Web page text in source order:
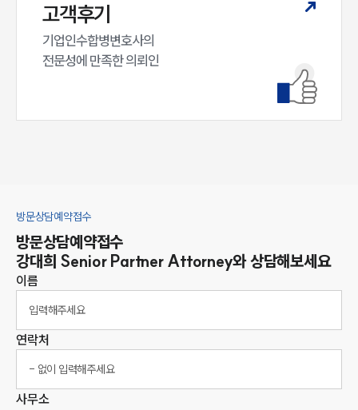
고객후기
기업인수합병변호사의
전문성에 만족한 의뢰인
방문상담예약접수
방문상담예약접수
강대희 Senior Partner Attorney와 상담해보세요
이름
연락처
사무소